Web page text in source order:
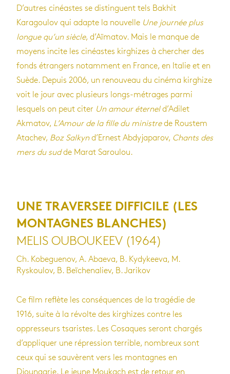
D’autres cinéastes se distinguent tels Bakhit
Karagoulov qui adapte la nouvelle Une journée plus
longue qu’un siècle, d’Aïmatov. Mais le manque de
moyens incite les cinéastes kirghizes à chercher des
fonds étrangers notamment en France, en Italie et en
Suède. Depuis 2006, un renouveau du cinéma kirghize
voit le jour avec plusieurs longs-métrages parmi
lesquels on peut citer Un amour éterneld’Adilet
Akmatov, L’Amour de la fille du ministrede Roustem
Atachev, Boz Salkynd’Ernest Abdyjaparov, Chants des
mers du sudde Marat Saroulou.
UNE TRAVERSEE DIFFICILE (LES
MONTAGNES BLANCHES)
MELIS OUBOUKEEV (1964)
Ch. Kobeguenov, A. Abaeva, B. Kydykeeva, M.
Ryskoulov, B. Beïchenaliev, B. Jarikov
Ce film reflète les conséquences de la tragédie de
1916, suite à la révolte des kirghizes contre les
oppresseurs tsaristes. Les Cosaques seront chargés
d’appliquer une répression terrible, nombreux sont
ceux qui se sauvèrent vers les montagnes en
Djoungarie. Le jeune Moukach est de retour en